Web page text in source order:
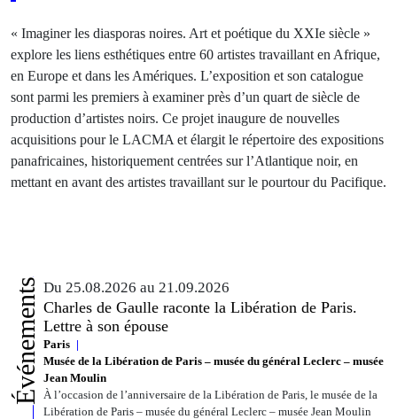
« Imaginer les diasporas noires. Art et poétique du XXIe siècle »
explore les liens esthétiques entre 60 artistes travaillant en Afrique,
en Europe et dans les Amériques. L’exposition et son catalogue
sont parmi les premiers à examiner près d’un quart de siècle de
production d’artistes noirs. Ce projet inaugure de nouvelles
acquisitions pour le LACMA et élargit le répertoire des expositions
panafricaines, historiquement centrées sur l’Atlantique noir, en
mettant en avant des artistes travaillant sur le pourtour du Pacifique.
Événements Du 25.08.2026 au 21.09.2026
Charles de Gaulle raconte la Libération de Paris.
Lettre à son épouse
Paris
Musée de la Libération de Paris – musée du général Leclerc – musée
Jean Moulin
À l’occasion de l’anniversaire de la Libération de Paris, le musée de la
Libération de Paris – musée du général Leclerc – musée Jean Moulin